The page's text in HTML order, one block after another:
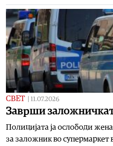
СВЕТ 11.07.2026
Заврши
Полицијата ја ослободи
за заложник во супермаркет